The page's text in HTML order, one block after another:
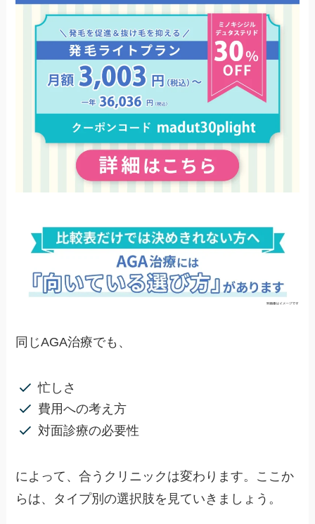
同じAGA治療でも、
忙しさ
費用への考え方
対面診療の必要性
によって、合うクリニックは変わります。ここか
らは、タイプ別の選択肢を見ていきましょう。